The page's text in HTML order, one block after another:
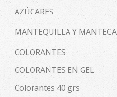
AZÚCARES
MANTEQUILLA Y MANTECA
COLORANTES
COLORANTES EN GEL
Colorantes 40 grs